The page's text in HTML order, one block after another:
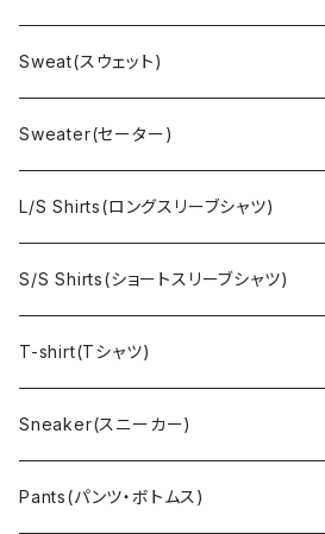
US Military(ユーエスミリタリー)
EURO Military(ユーロミリタリー）
Ralph Laurne(ラルフローレン)
Denim jacket(デニムジャケット)
Vest(ベスト)
Outdoor(アウトドア)
Cover all(カバーオール)
Sweat(スウェット)
Champion(チャンピオン)
Reverse Weave(リバースウィーブ)
Sports sweat(スポーツ スウェット)
Character(キャラクター)
Lee （リー）
Russell（ラッセル）
Sweater(セーター)
Ralph Lauren(ラルフローレン)
Brand(ブランド)
LACOSTE(ラコステ)
Cardigan(カーディガン)
Vest(ベスト)
L/S Shirts(ロングスリーブシャツ)
Ralph Lauren(ラルフローレン)
Brooks Brothers(ブルックスブラザーズ)
Military（ミリタリー）
Euro(ヨーロッパ)
S/S Shirts(ショートスリーブシャツ)
Ralph Lauren (ラルフローレン)
Hawaiian(ハワイアン)
Military (ミリタリー )
T-shirt(Tシャツ)
Champion(チャンピオン)
Sport(スポーツ)
Sneaker(スニーカー)
Pants(パンツ・ボトムス)